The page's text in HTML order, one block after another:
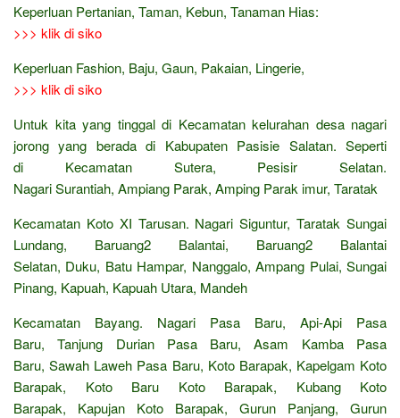
Keperluan Pertanian, Taman, Kebun, Tanaman Hias:
>>> klik di siko
Keperluan Fashion, Baju, Gaun, Pakaian, Lingerie,
>>> klik di siko
Untuk kita yang tinggal di Kecamatan kelurahan desa nagari
jorong yang berada di Kabupaten Pasisie Salatan. Seperti
di Kecamatan Sutera, Pesisir Selatan.
Nagari Surantiah, Ampiang Parak, Amping Parak imur, Taratak
Kecamatan Koto XI Tarusan. Nagari Siguntur, Taratak Sungai
Lundang, Baruang2 Balantai, Baruang2 Balantai
Selatan, Duku, Batu Hampar, Nanggalo, Ampang Pulai, Sungai
Pinang, Kapuah, Kapuah Utara, Mandeh
Kecamatan Bayang. Nagari Pasa Baru, Api-Api Pasa
Baru, Tanjung Durian Pasa Baru, Asam Kamba Pasa
Baru, Sawah Laweh Pasa Baru, Koto Barapak, Kapelgam Koto
Barapak, Koto Baru Koto Barapak, Kubang Koto
Barapak, Kapujan Koto Barapak, Gurun Panjang, Gurun